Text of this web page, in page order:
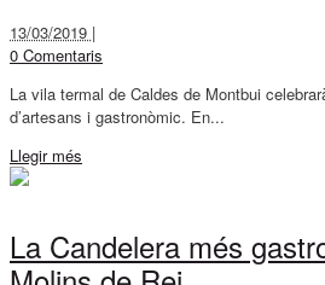
13/03/2019 |
0 Comentaris
La vila termal de Caldes de Montbui
d’artesans i gastronòmic. En...
Llegir més
La Candelera més